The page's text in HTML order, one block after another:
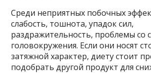
Среди неприятных побочных
слабость, тошнота, упадок сил,
раздражительность, проблемы со
головокружения. Если они носят
затяжной характер, диету стоит
подобрать другой продукт для